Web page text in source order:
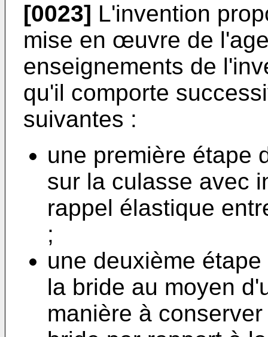
[0023] L'invention
mise en œuvre de
enseignements de
qu'il comporte
suivantes :
une première étape
sur la culasse avec
rappel élastique
;
une deuxième
la bride au moyen
manière à